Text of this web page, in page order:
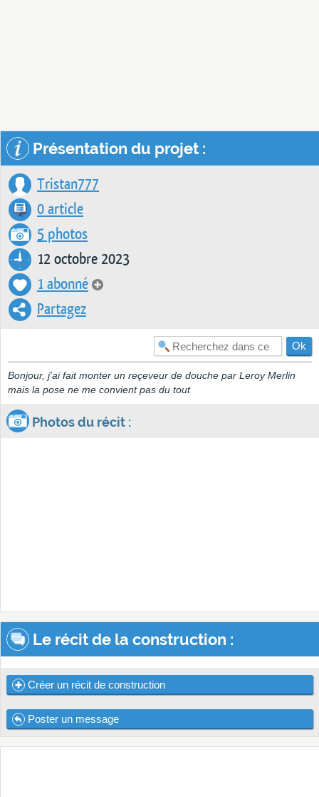
Présentation du projet :
Tristan777
0 article
5 photos
12 octobre 2023
1 abonné
Partagez
Bonjour, j'ai fait monter un reçeveur de douche par Leroy Merlin
mais la pose ne me convient pas du tout
Photos du récit :
Le récit de la construction :
Créer un récit de construction
Poster un message